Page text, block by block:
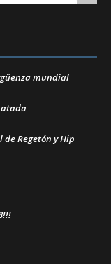
mundial
de Regetón y Hip